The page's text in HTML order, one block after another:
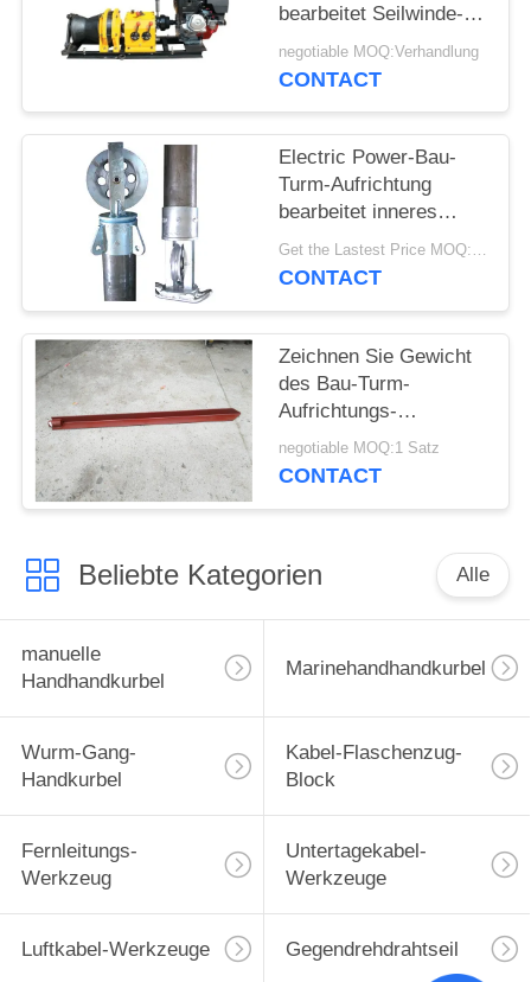
bearbeitet Seilwinde-
Abziehvorrichtung mit
schneller
negotiable MOQ:Verhandlung
CONTACT
Electric Power-Bau-
Turm-Aufrichtung
bearbeitet inneres
verschobenes
Röhrenhebezeugstütze
Get the Lastest Price MOQ:1 Satz
CONTACT
Zeichnen Sie Gewicht
des Bau-Turm-
Aufrichtungs-
Werkzeug-
Universalstahlstapel-
negotiable MOQ:1 Satz
CONTACT
Beliebte Kategorien Alle
manuelle
Handhandkurbel
Marinehandhandkurbel
Wurm-Gang-
Handkurbel
Kabel-Flaschenzug-
Block
Fernleitungs-
Werkzeug
Untertagekabel-
Werkzeuge
Luftkabel-Werkzeuge Gegendrehdrahtseil